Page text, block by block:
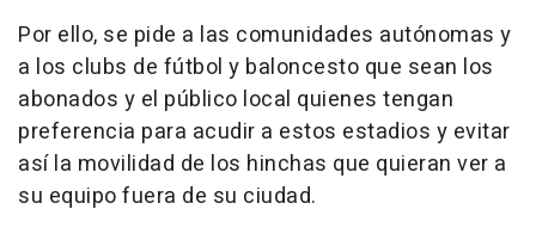
Por ello, se pide a las comunidades autónomas y
a los clubs de fútbol y baloncesto que sean los
abonados y el público local quienes tengan
preferencia para acudir a estos estadios y evitar
así la movilidad de los hinchas que quieran ver a
su equipo fuera de su ciudad.